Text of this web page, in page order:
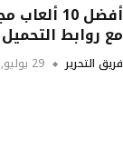
أفضل 10
مع روابط
فريق التحرير 29 يوليو, 2024